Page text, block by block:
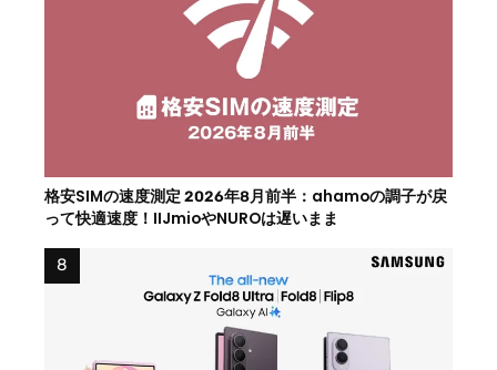
格安SIMの速度測定 2026年8月前半：ahamoの調子が戻
って快適速度！IIJmioやNUROは遅いまま